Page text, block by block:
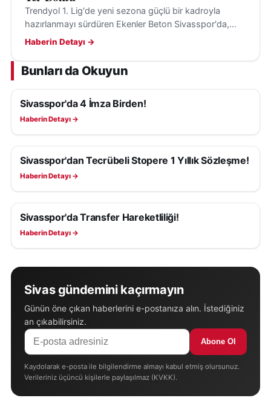
Trendyol 1. Lig'de yeni sezona güçlü bir kadroyla
hazırlanmayı sürdüren Ekenler Beton Sivasspor'da,
yeni transferler ilk kez takım arkadaşlarıyla birlikte
Haberin Detayı →
Bunları da Okuyun
SIVASSPOR HABERLERI
Sivasspor'da 4 İmza Birden!
Haberin Detayı →
SIVASSPOR HABERLERI
Sivasspor'dan Tecrübeli Stopere 1 Yıllık Sözleşme!
Haberin Detayı →
SIVASSPOR HABERLERI
Sivasspor'da Transfer Hareketliliği!
Haberin Detayı →
Sivas gündemini kaçırmayın
Günün öne çıkan haberlerini e-postanıza alın. İstediğiniz
an çıkabilirsiniz.
Abone Ol
Kaydolarak e-posta ile bilgilendirme almayı kabul etmiş olursunuz.
Verileriniz üçüncü kişilerle paylaşılmaz (KVKK).